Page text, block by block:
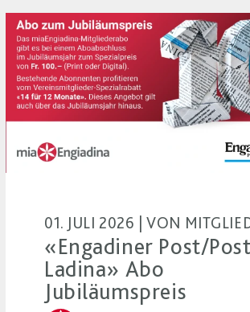
01. JULI 2026 | VON
«Engadiner Post/
Ladina» Abo
Jubiläumspreis